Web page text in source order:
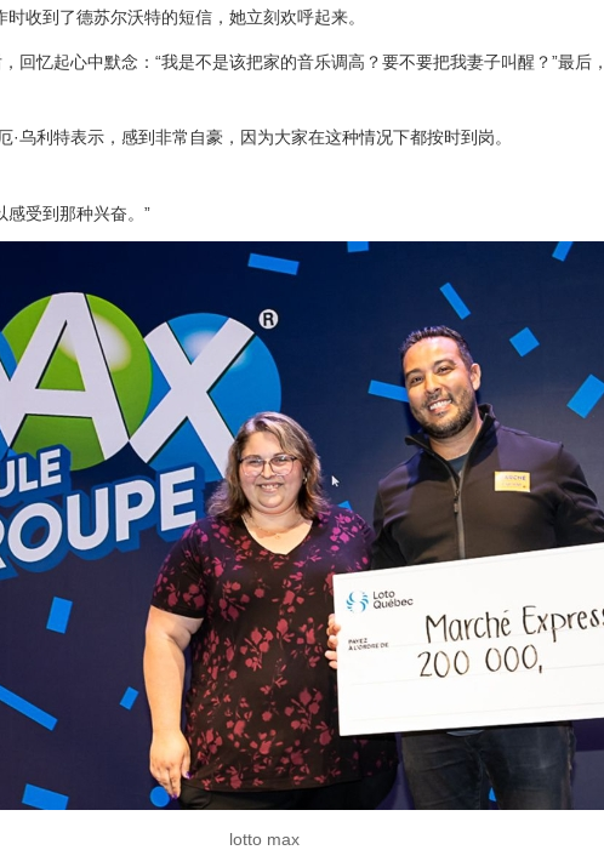
收到了德苏尔沃特的短信，她立刻欢呼起来。
回忆起心中默念：“我是不是该把家的音乐调高？要不要把我妻子叫醒？”最后
乌利特表示，感到非常自豪，因为大家在这种情况下都按时到岗。
感受到那种兴奋。”
lotto max